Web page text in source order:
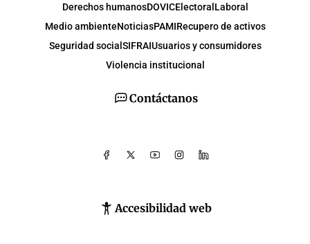
Contáctanos
Accesibilidad web
Derechos humanosDOVICElectoral Laboral
Medio ambienteNoticiasPAMIRecupero de activos
Seguridad social SIFRAIUsuarios y consumidores
Violencia institucional